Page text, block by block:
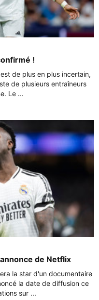
!
de plus en plus incertain,
de plusieurs entraîneurs
Le ...
de Netflix
la star d'un documentaire
la date de diffusion ce
sur ...